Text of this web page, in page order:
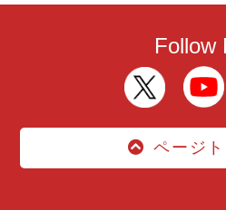
Follow
ページ